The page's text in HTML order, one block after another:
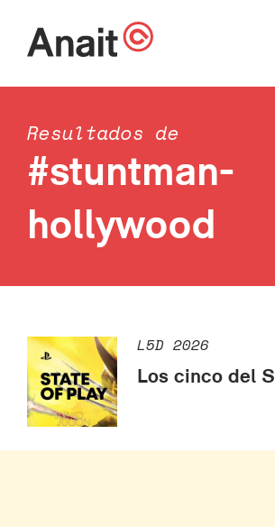
Resultados de
#stuntman-
hollywood
L5D 2026
Los cinco del